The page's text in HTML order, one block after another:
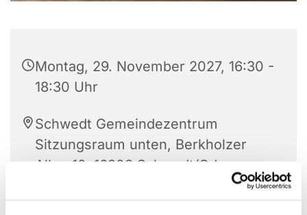
Montag, 29. November 2027, 16:30 -
18:30 Uhr
Schwedt Gemeindezentrum
Sitzungsraum unten, Berkholzer
Allee 10, 16303 Schwedt/Oder
Frau Stein